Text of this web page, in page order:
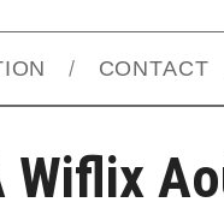
CONTACT